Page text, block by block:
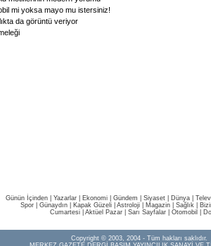
mi yoksa mayo mu istersiniz!
da görüntü veriyor
Günün İçinden Yazarlar Ekonomi Gündem Siyaset Dünya |
Spor
Günaydın Kapak Güzeli Astroloji Magazin Sağlık
Cumartesi| Aktüel Pazar| Sarı Sayfalar| Otomobil
Copyright © 2003, 2004 - Tüm hakları saklıdır.